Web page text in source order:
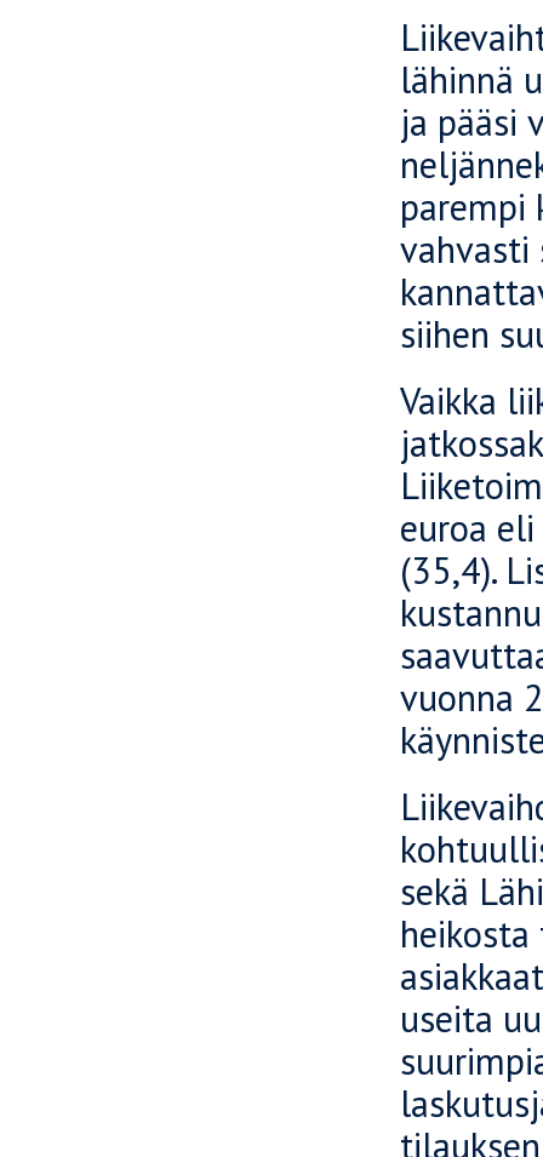
lähinnä
ja pääsi
parempi
vahvasti
siihen
Vaikka
euroa
(35,4).
vuonna
sekä
useita